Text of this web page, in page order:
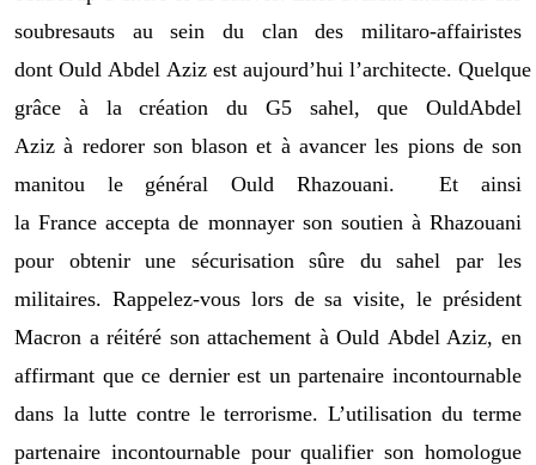
soubresauts au sein du clan des militaro-affairistes
dont Ould Abdel Aziz est aujourd’hui l’architecte. Quelque
grâce à la création du
G5 sahel, que OuldAbdel
Aziz à redorer son blason et à avancer les pions de son
manitou le général Ould Rhazouani.
Et ainsi
la France accepta de monnayer son soutien à Rhazouani
pour obtenir une sécurisation sûre du sahel par les
militaires. Rappelez-vous lors de sa visite, le président
Macron a réitéré son attachement à Ould Abdel Aziz, en
affirmant que ce dernier est un partenaire incontournable
dans la lutte contre le terrorisme. L’utilisation du terme
partenaire incontournable pour qualifier son homologue